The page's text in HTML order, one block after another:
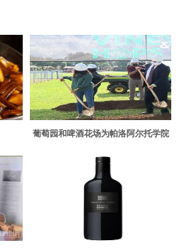
葡萄园和啤酒花场为帕洛阿尔托学院